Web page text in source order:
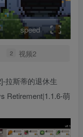
speed
2 视频2